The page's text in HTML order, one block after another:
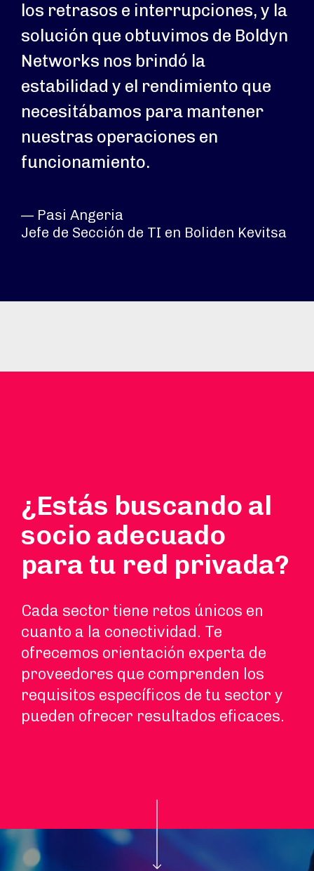
los retrasos e interrupciones, y la
solución que obtuvimos de Boldyn
Networks nos brindó la
estabilidad y el rendimiento que
necesitábamos para mantener
nuestras operaciones en
funcionamiento.
— Pasi Angeria
Jefe de Sección de TI en Boliden Kevitsa​
¿Estás buscando al
socio adecuado
para tu red privada?
Cada sector tiene retos únicos en
cuanto a la conectividad. Te
ofrecemos orientación experta de
proveedores que comprenden los
requisitos específicos de tu sector y
pueden ofrecer resultados eficaces.